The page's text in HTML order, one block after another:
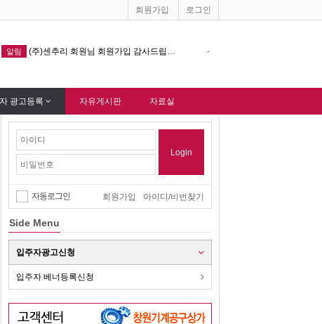
회원가입 로그인
리 회원님 회원가입 감사드립니다. - 알림 창원기계공구상가 홈페이지 다음포털 싸이트 등록완료 !!!
광고등록 자유게시판 자료실
Login
자동로그인 아이디/비번찾기
회원가입
Side Menu
입주자광고신청
입주자 베너등록신청